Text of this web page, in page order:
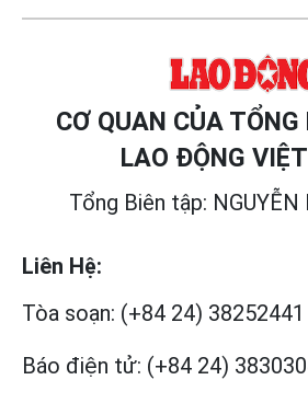
CƠ QUAN CỦA
LAO ĐỘNG
Tổng Biên tập: NGUYỄN
Liên Hệ:
Tòa soạn: (+84 24) 38252441
Báo điện tử: (+84 24)